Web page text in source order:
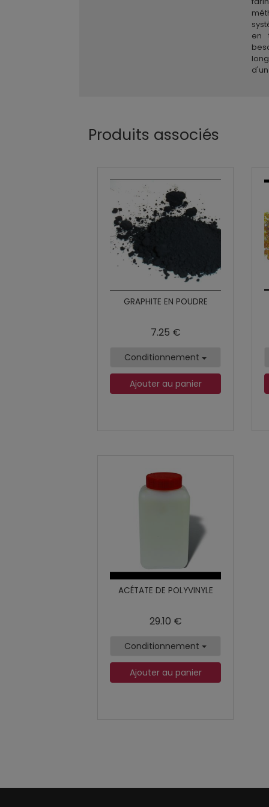
en
Produits associés
GRAPHITE EN POUDRE
7.25 €
Conditionnement
Ajouter au panier
ACÉTATE DE POLYVINYLE
29.10 €
Conditionnement
Ajouter au panier